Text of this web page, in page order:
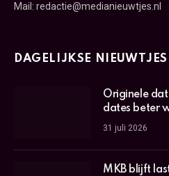
Mail: redactie@medianieuwtjes.nl
DAGELIJKSE NIEUWTJES
Originele
dates beter
31 juli 2026
MKB blijft